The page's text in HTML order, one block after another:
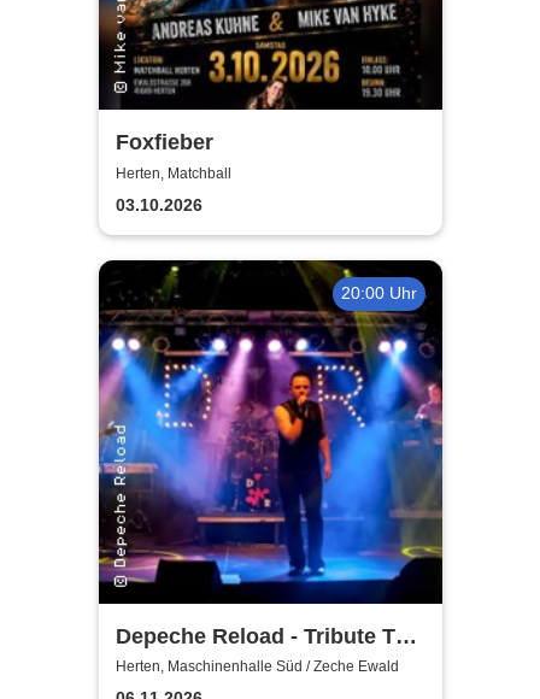
Foxfieber
Herten, Matchball
03.10.2026
20:00 Uhr
Depeche Reload - Tribute To
Depeche Mode
Herten, Maschinenhalle Süd / Zeche Ewald